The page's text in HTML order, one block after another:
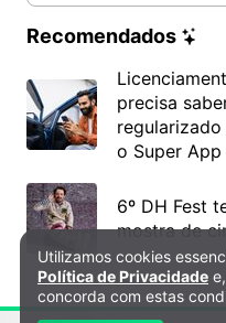
Recomendados
precisa
o Super App
6º DH Fest
mostra de
Política de Privacidade e
Utilizamos cookies
Política de Privacidade
concorda com estas